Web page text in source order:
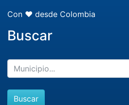
Con ❤️ desde Colombia
Buscar
Buscar